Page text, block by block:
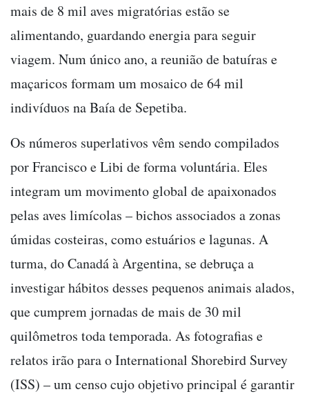
mais de 8 mil aves migratórias estão se
alimentando, guardando energia para seguir
viagem. Num único ano, a reunião de batuíras e
maçaricos formam um mosaico de 64 mil
indivíduos na Baía de Sepetiba.
Os números superlativos vêm sendo compilados
por Francisco e Libi de forma voluntária. Eles
integram um movimento global de apaixonados
pelas aves limícolas – bichos associados a zonas
úmidas costeiras, como estuários e lagunas. A
turma, do Canadá à Argentina, se debruça a
investigar hábitos desses pequenos animais alados,
que cumprem jornadas de mais de 30 mil
quilômetros toda temporada. As fotografias e
relatos irão para o International Shorebird Survey
(ISS) – um censo cujo objetivo principal é garantir